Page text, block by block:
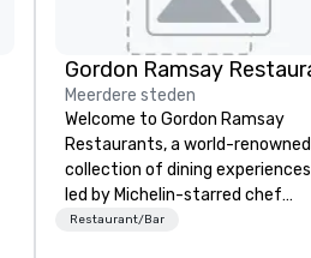
Meerdere steden
Welcome to Gordon Ramsay
Restaurants, a world-renowned
collection of dining experiences
led by Michelin-starred chef
Gordon Ramsay. With over 80
Restaurant/Bar